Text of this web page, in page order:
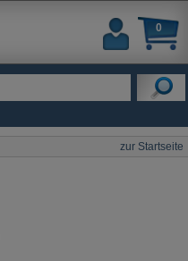
0
zur Startseite